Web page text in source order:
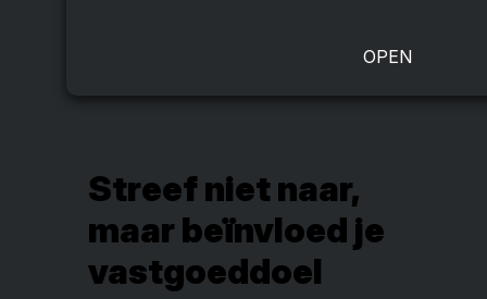
Streef niet naar,
maar beïnvloed je
vastgoeddoel